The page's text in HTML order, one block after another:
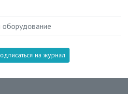
оборудование
на журнал